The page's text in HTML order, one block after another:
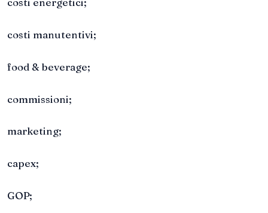
costi manutentivi;
food & beverage;
commissioni;
marketing;
capex;
GOP;